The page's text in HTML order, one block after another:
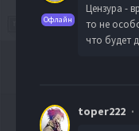
Офлайн
Цензура -
то не
что будет
toper222